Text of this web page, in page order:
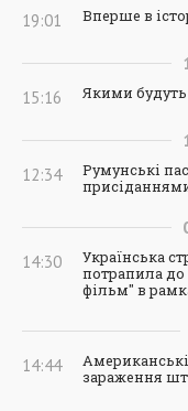
19:01 Вперше в
15:16 Якими будуть
12:34
Румунські
14:30
Українська
потрапила
фільм" в
14:44
зараження